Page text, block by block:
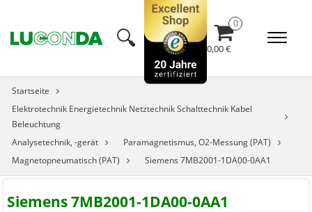
🔍︎ 0,00 €
Startseite
Elektrotechnik Energietechnik Netztechnik Schalttechnik Kabel
Beleuchtung
Analysetechnik, -gerät
Paramagnetismus, O2-Messung (PAT)
Magnetopneumatisch (PAT)
Siemens 7MB2001-1DA00-0AA1
Siemens 7MB2001-1DA00-0AA1